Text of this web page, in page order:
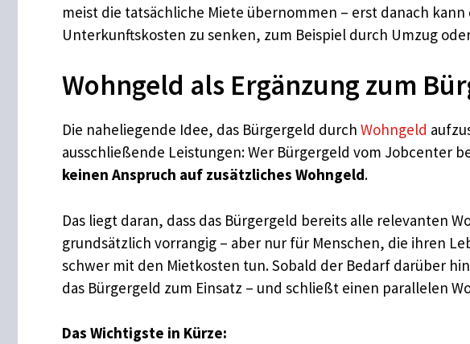
meist die tatsächliche Miete übernommen – erst danach
Unterkunftskosten zu senken, zum Beispiel durch Umzug
Wohngeld als Ergänzung zum
Die naheliegende Idee, das Bürgergeld durch Wohngeld
ausschließende Leistungen: Wer Bürgergeld vom Jobcenter
keinen Anspruch auf zusätzliches Wohngeld.
Das liegt daran, dass das Bürgergeld bereits alle relevanten
grundsätzlich vorrangig – aber nur für Menschen, die ihren
schwer mit den Mietkosten tun. Sobald der Bedarf darüber
das Bürgergeld zum Einsatz – und schließt einen parallelen
Das Wichtigste in Kürze: